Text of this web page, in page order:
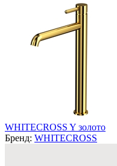
WHITECROSS Y золото
Бренд: WHITECROSS